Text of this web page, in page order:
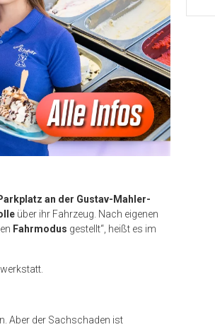
an der Gustav-Mahler-
über ihr Fahrzeug. Nach eigenen
Fahrmodus gestellt“, heißt es im
Aber der Sachschaden ist